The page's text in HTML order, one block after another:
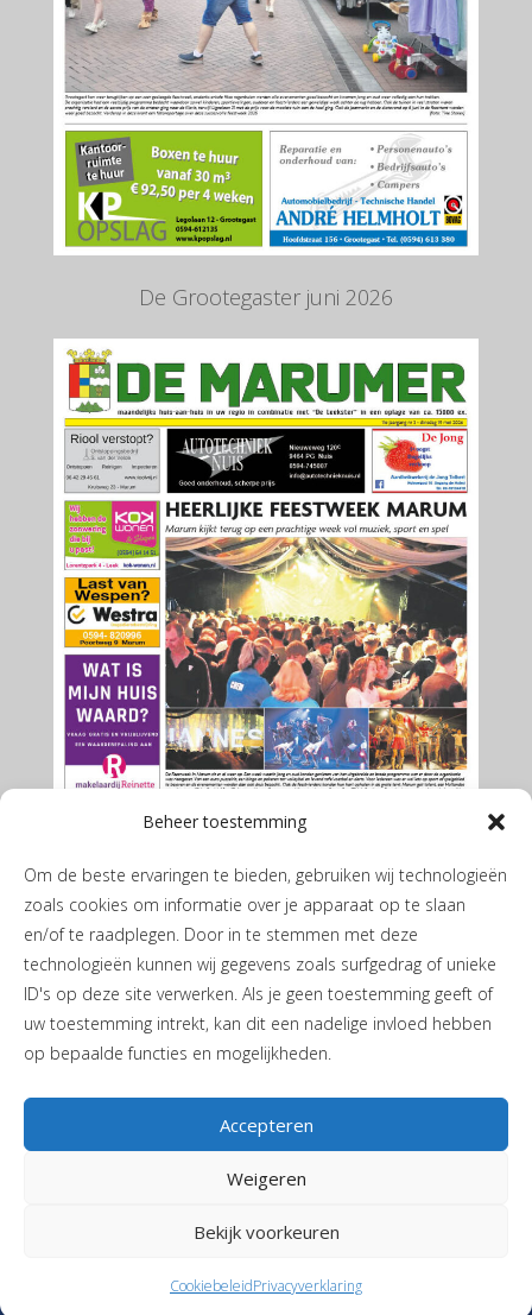
Beheer toestemming
Om de beste ervaringen te bieden, gebruiken wij technologieën
zoals cookies om informatie over je apparaat op te slaan
en/of te raadplegen. Door in te stemmen met deze
technologieën kunnen wij gegevens zoals surfgedrag of unieke
ID's op deze site verwerken. Als je geen toestemming geeft of
uw toestemming intrekt, kan dit een nadelige invloed hebben
op bepaalde functies en mogelijkheden.
Accepteren
Weigeren
Bekijk voorkeuren
CookiebeleidPrivacyverklaring
De Grootegaster juni 2026
De Marumer mei 2026
06-40405244|Stuur een mail| Vormgeving en realisatie